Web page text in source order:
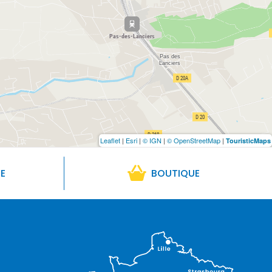
Leaflet | Esri | © IGN | © OpenStreetMap | TouristicMaps
BOUTIQUE